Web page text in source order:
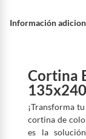
Información
Cortina
¡Transforma
cortina de
es la